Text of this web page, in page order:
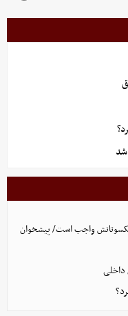
شد
واجب است/ پیشخوان
داخلی